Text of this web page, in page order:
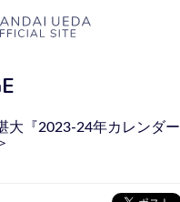
大『2023-24年カレンダ